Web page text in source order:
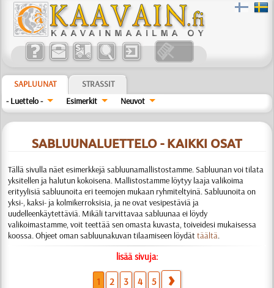
SAPLUUNAT
STRASSIT
- Luettelo -
Esimerkit Neuvot
SABLUUNALUETTELO - KAIKKI OSAT
Tällä sivulla näet esimerkkejä sabluunamallistostamme.Sabluunan voi tilata
yksitellen ja halutun kokoisena. Mallistostamme löytyy laaja valikoima
erityylisiä sabluunoita eri teemojen mukaan ryhmiteltyinä.Sabluunoita on
yksi-, kaksi- ja kolmikerroksisia, ja ne ovat vesipestäviä ja
uudelleenkäytettäviä. Mikäli tarvittavaa sabluunaa ei löydy
valikoimastamme, voit teettää sen omasta kuvasta, toiveidesi mukaisessa
koossa.Ohjeet oman sabluunakuvan tilaamiseen löydättäältä.
lisää sivuja:
1 2 3 4 5